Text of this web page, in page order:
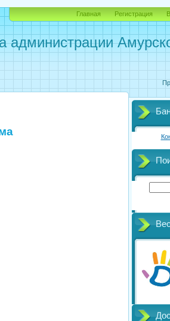
администрации
Главная Регистрация